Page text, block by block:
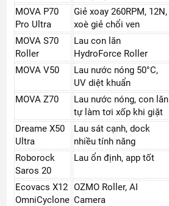
MOVA P70
Pro Ultra
Giẻ xoay 260RPM, 12N,
xoè giẻ chổi ven
MOVA S70
Roller
Lau con lăn
HydroForce Roller
MOVA V50
Lau nước nóng 50°C,
UV diệt khuẩn
MOVA Z70
Lau nước nóng, con lăn
tự làm tơi xốp khi giặt
Dreame X50
Ultra
Lau sát cạnh, dock
nhiều tính năng
Roborock
Saros 20
Lau ổn định, app tốt
Ecovacs X12
OmniCyclone
OZMO Roller, AI
Camera